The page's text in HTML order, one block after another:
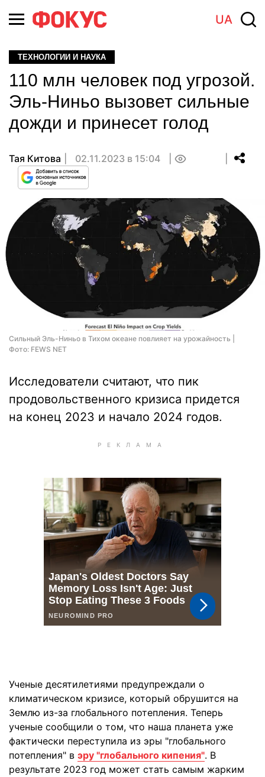
UA
ТЕХНОЛОГИИ И НАУКА
110 млн человек под угрозой.
Эль-Ниньо вызовет сильные
дожди и принесет голод
Тая Китова 02.11.2023 в 15:04
Сильный Эль-Ниньо в Тихом океане повлияет на урожайность |
Фото: FEWS NET
Исследователи считают, что пик
продовольственного кризиса придется
на конец 2023 и начало 2024 годов.
Ученые десятилетиями предупреждали о
климатическом кризисе, который обрушится на
Землю из-за глобального потепления. Теперь
ученые сообщили о том, что наша планета уже
фактически переступила из эры "глобального
потепления" в эру "глобального кипения". В
результате 2023 год может стать самым жарким